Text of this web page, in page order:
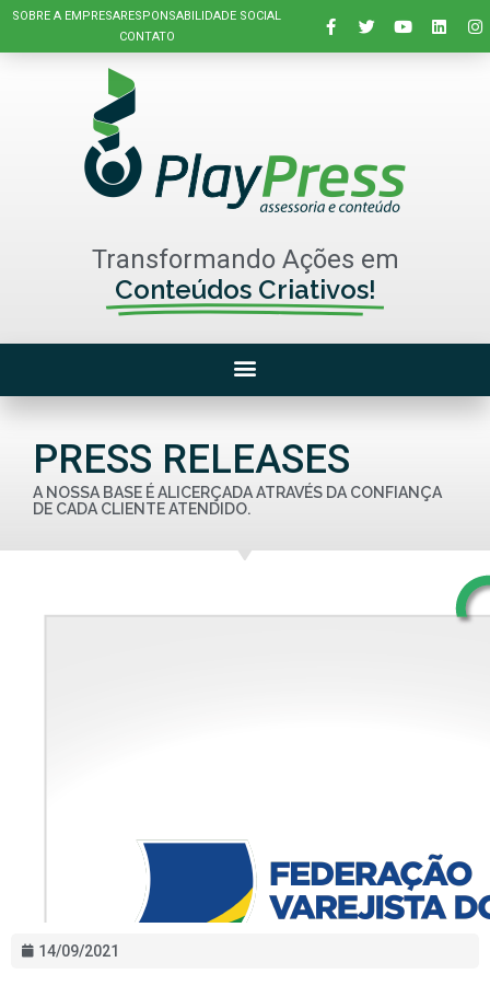
SOBRE A EMPRESARESPONSABILIDADE SOCIAL
CONTATO
Transformando Ações em
Conteúdos Criativos!
PRESS RELEASES
A NOSSA BASE É ALICERÇADA ATRAVÉS DA CONFIANÇA
DE CADA CLIENTE ATENDIDO.
14/09/2021